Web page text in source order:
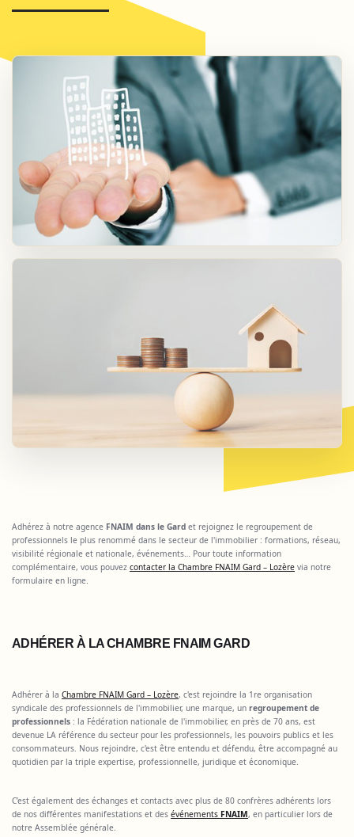
Adhérez à notre agence FNAIM dans le Gard et rejoignez le regroupement de
professionnels le plus renommé dans le secteur de l'immobilier : formations, réseau,
visibilité régionale et nationale, événements… Pour toute information
complémentaire, vous pouvez contacter la Chambre FNAIM Gard – Lozère via notre
formulaire en ligne.
ADHÉRER À LA CHAMBRE FNAIM GARD
Adhérer à la Chambre FNAIM Gard – Lozère, c'est rejoindre la 1re organisation
syndicale des professionnels de l'immobilier, une marque, un regroupement de
professionnels : la Fédération nationale de l'immobilier, en près de 70 ans, est
devenue LA référence du secteur pour les professionnels, les pouvoirs publics et les
consommateurs. Nous rejoindre, c'est être entendu et défendu, être accompagné au
quotidien par la triple expertise, professionnelle, juridique et économique.
C’est également des échanges et contacts avec plus de 80 confrères adhérents lors
de nos différentes manifestations et des événements FNAIM, en particulier lors de
notre Assemblée générale.